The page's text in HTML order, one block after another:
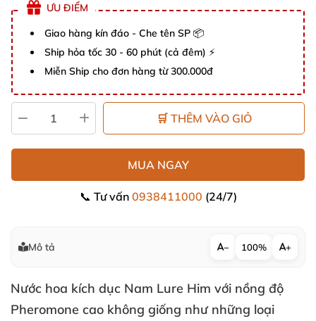
ƯU ĐIỂM
Giao hàng kín đáo - Che tên SP 📦
Ship hỏa tốc 30 - 60 phút (cả đêm) ⚡
Miễn Ship cho đơn hàng từ 300.000đ
🛒 THÊM VÀO GIỎ
MUA NGAY
📞 Tư vấn 0938411000 (24/7)
Mô tả − 100% +
Nước hoa kích dục Nam Lure Him với nồng độ
Pheromone cao không giống như những loại